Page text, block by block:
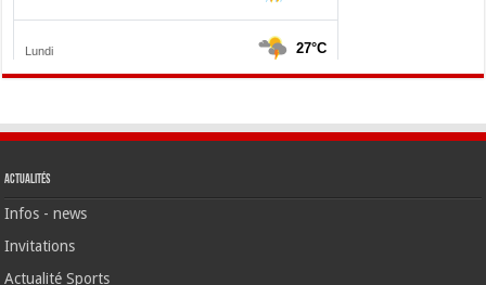
Actualités
Infos - news
Invitations
Actualité Sports